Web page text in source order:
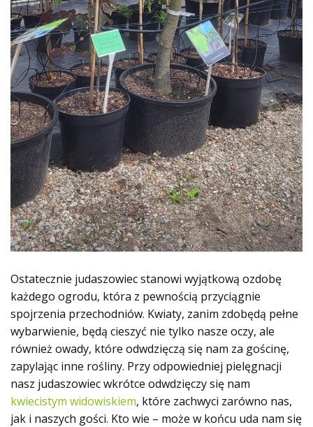
Ostatecznie judaszowiec stanowi wyjątkową ozdobę
każdego ogrodu, która z pewnością przyciągnie
spojrzenia przechodniów. Kwiaty, zanim zdobędą pełne
wybarwienie, będą cieszyć nie tylko nasze oczy, ale
również owady, które odwdzięczą się nam za gościnę,
zapylając inne rośliny. Przy odpowiedniej pielęgnacji
nasz judaszowiec wkrótce odwdzięczy się nam
kwiecistym widowiskiem, które zachwyci zarówno nas,
jak i naszych gości. Kto wie – może w końcu uda nam się